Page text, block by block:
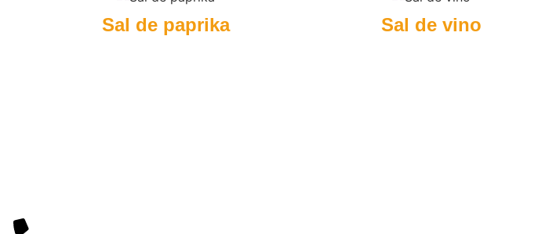
Sal de paprika Sal de vino